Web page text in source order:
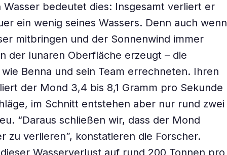
Wasser bedeutet dies: Insgesamt verliert er
ein wenig seines Wassers. Denn auch wenn
mitbringen und der Sonnenwind immer
der lunaren Oberfläche erzeugt – die
Benna und sein Team errechneten. Ihren
der Mond 3,4 bis 8,1 Gramm pro Sekunde
im Schnitt entstehen aber nur rund zwei
“Daraus schließen wir, dass der Mond
zu verlieren”, konstatieren die Forscher.
Wasserverlust auf rund 200 Tonnen pro